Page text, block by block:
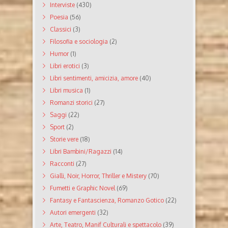
Interviste (430)
Poesia (56)
Classici (3)
Filosofia e sociologia (2)
Humor(1)
Libri erotici (3)
Libri sentimenti, amicizia, amore (40)
Libri musica (1)
Romanzi storici (27)
Saggi (22)
Sport (2)
Storie vere (18)
Libri Bambini/Ragazzi (14)
Racconti (27)
Gialli, Noir, Horror, Thriller e Mistery (70)
Fumetti e Graphic Novel(69)
Fantasy e Fantascienza, Romanzo Gotico (22)
Autori emergenti (32)
Arte, Teatro, Manif Culturali e spettacolo (39)